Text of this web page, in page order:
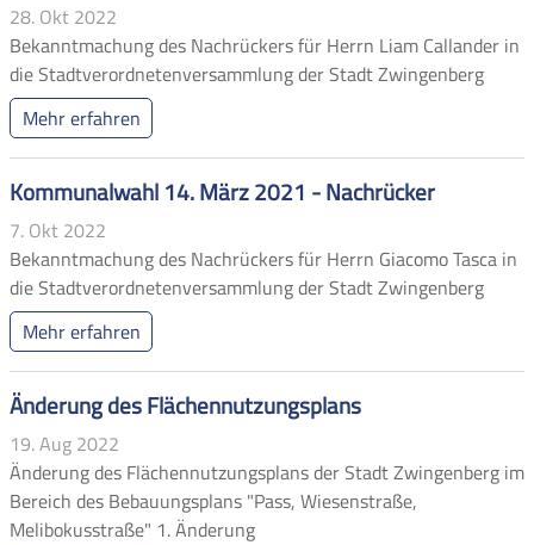
28. Okt 2022
Bekanntmachung des Nachrückers für Herrn Liam Callander in
die Stadtverordnetenversammlung der Stadt Zwingenberg
Mehr erfahren
Kommunalwahl 14. März 2021 - Nachrücker
7. Okt 2022
Bekanntmachung des Nachrückers für Herrn Giacomo Tasca in
die Stadtverordnetenversammlung der Stadt Zwingenberg
Mehr erfahren
Änderung des Flächennutzungsplans
19. Aug 2022
Änderung des Flächennutzungsplans der Stadt Zwingenberg im
Bereich des Bebauungsplans "Pass, Wiesenstraße,
Melibokusstraße" 1. Änderung